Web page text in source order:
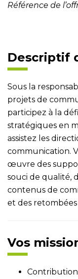
Référence de
Descriptif
Sous la
projets de
participez à la
stratégiques en
assistez les
communication.
œuvre des
souci de qualité,
contenus de
et des
Vos